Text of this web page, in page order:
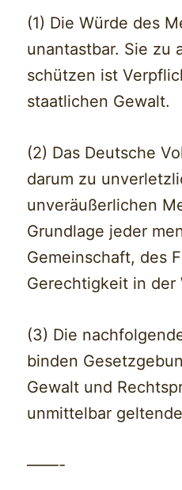
(1) Die Würde des
unantastbar. Sie zu
schützen ist
staatlichen Gewalt.
(2) Das Deutsche
darum zu
unveräußerlichen
Grundlage jeder
Gemeinschaft, des
Gerechtigkeit in der
(3) Die
binden
Gewalt und
unmittelbar
——-